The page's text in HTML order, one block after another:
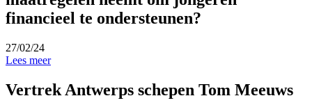
financieel te ondersteunen?
27/02/24
Lees meer
Vertrek Antwerps schepen Tom Meeuws